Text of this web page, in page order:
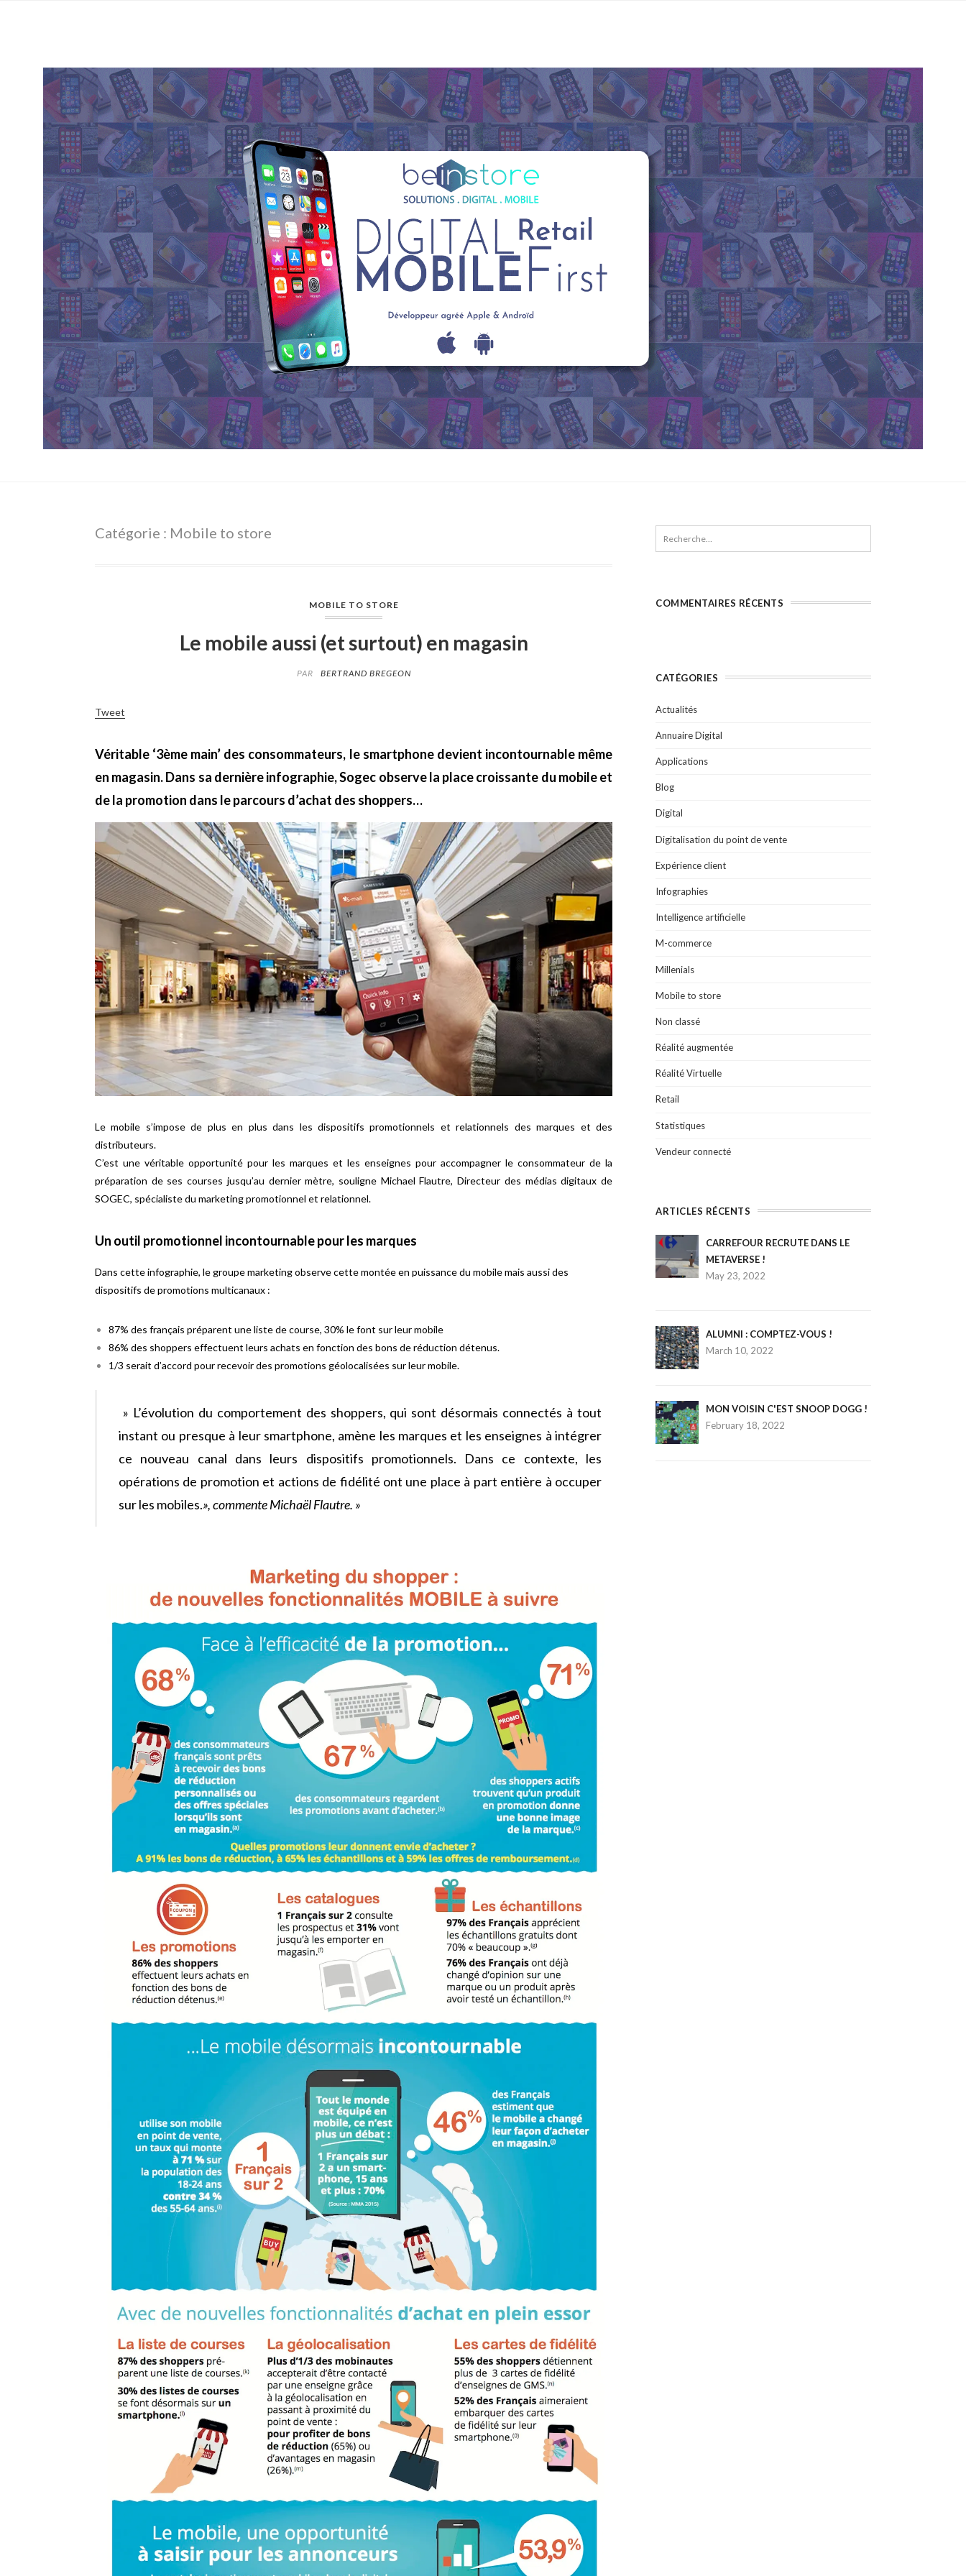
Catégorie : Mobile to store
MOBILE TO STORE
Le mobile aussi (et surtout) en magasin
PAR BERTRAND BREGEON
Tweet
Véritable ‘3ème main’ des consommateurs, le smartphone devient incontournable même
en magasin. Dans sa dernière infographie, Sogec observe la place croissante du mobile et
de la promotion dans le parcours d’achat des shoppers…
Le mobile s’impose de plus en plus dans les dispositifs promotionnels et relationnels des marques et des
distributeurs.
C’est une véritable opportunité pour les marques et les enseignes pour accompagner le consommateur de la
préparation de ses courses jusqu’au dernier mètre, souligne Michael Flautre, Directeur des médias digitaux de
SOGEC, spécialiste du marketing promotionnel et relationnel.
Un outil promotionnel incontournable pour les marques
Dans cette infographie, le groupe marketing observe cette montée en puissance du mobile mais aussi des
dispositifs de promotions multicanaux :
87% des français préparent une liste de course, 30% le font sur leur mobile
86% des shoppers effectuent leurs achats en fonction des bons de réduction détenus.
1/3 serait d’accord pour recevoir des promotions géolocalisées sur leur mobile.
» L’évolution du comportement des shoppers, qui sont désormais connectés à tout
instant ou presque à leur smartphone, amène les marques et les enseignes à intégrer
ce nouveau canal dans leurs dispositifs promotionnels. Dans ce contexte, les
opérations de promotion et actions de fidélité ont une place à part entière à occuper
sur les mobiles.», commente Michaël Flautre. »
COMMENTAIRES RÉCENTS
CATÉGORIES
Actualités
Annuaire Digital
Applications
Blog
Digital
Digitalisation du point de vente
Expérience client
Infographies
Intelligence artificielle
M-commerce
Millenials
Mobile to store
Non classé
Réalité augmentée
Réalité Virtuelle
Retail
Statistiques
Vendeur connecté
ARTICLES RÉCENTS
CARREFOUR RECRUTE DANS LE
METAVERSE !
May 23, 2022
ALUMNI : COMPTEZ-VOUS !
March 10, 2022
MON VOISIN C'EST SNOOP DOGG !
February 18, 2022